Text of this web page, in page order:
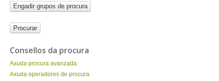
Engadir grupos de procura
Consellos da procura
Axuda procura avanzada
Axuda operadores de procura